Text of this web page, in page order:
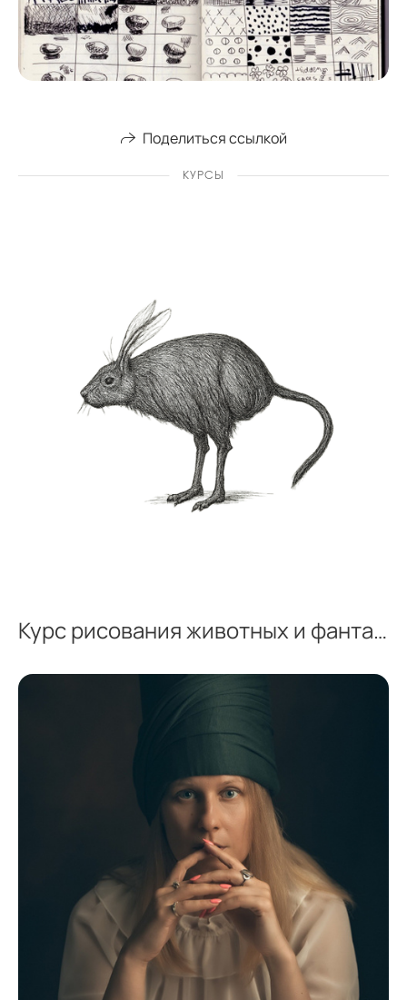
Поделиться ссылкой
КУРСЫ
Курс рисования животных и фантастических тварей